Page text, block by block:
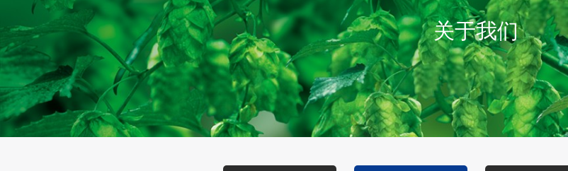
关于我们